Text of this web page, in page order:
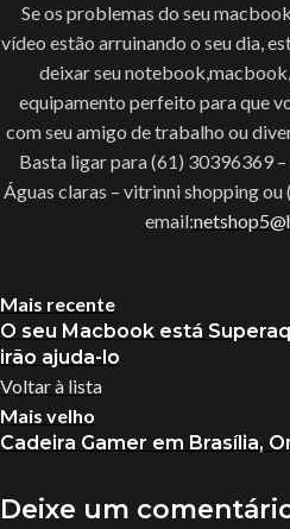
Se os problemas do seu
vídeo estão arruinando o seu dia,
deixar seu
equipamento perfeito para que
com seu amigo de trabalho ou
Basta ligar para (61) 30396369
Águas claras – vitrinni shopping
email:
Mais recente
O seu Macbook está
irão ajuda-lo
Voltar à lista
Mais velho
Cadeira Gamer em Brasília,
Deixe um